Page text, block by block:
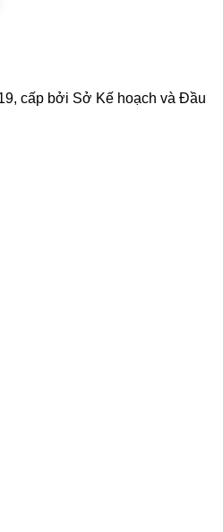
cấp bởi Sở Kế hoạch và Đầu